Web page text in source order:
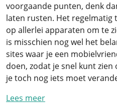
voorgaande punten, denk
laten rusten. Het regelmatig
op allerlei apparaten om te
is misschien nog wel het
sites waar je een
doen, zodat je snel kunt
je toch nog iets moet
Lees meer